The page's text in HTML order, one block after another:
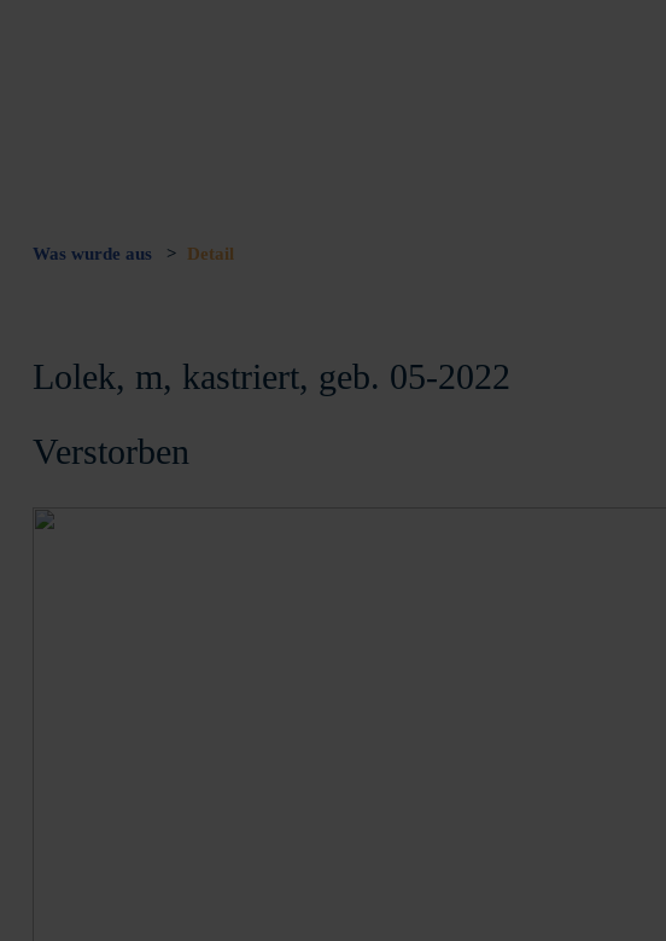
Was wurde aus > Detail
Lolek, m, kastriert, geb. 05-2022
Verstorben